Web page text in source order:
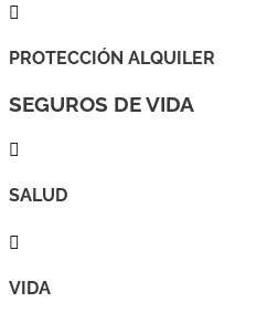

PROTECCIÓN ALQUILER
SEGUROS DE VIDA

SALUD

VIDA